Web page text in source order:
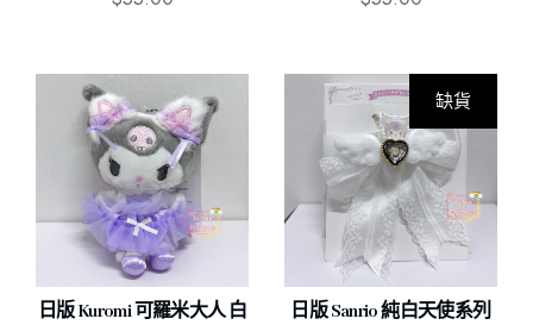
日版 Kuromi 可羅米大人 白
缺貨
日版 Sanrio 純白天使系列